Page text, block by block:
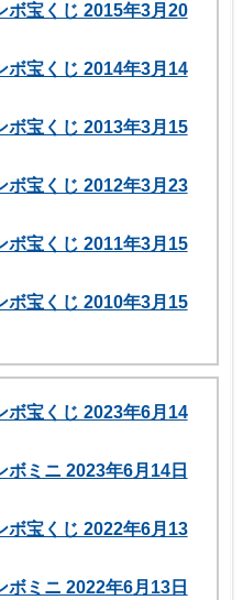
ボ宝くじ 2015年3月20
ボ宝くじ 2014年3月14
ボ宝くじ 2013年3月15
ボ宝くじ 2012年3月23
ボ宝くじ 2011年3月15
ボ宝くじ 2010年3月15
ボ宝くじ 2023年6月14
ミニ 2023年6月14日
ボ宝くじ 2022年6月13
ミニ 2022年6月13日